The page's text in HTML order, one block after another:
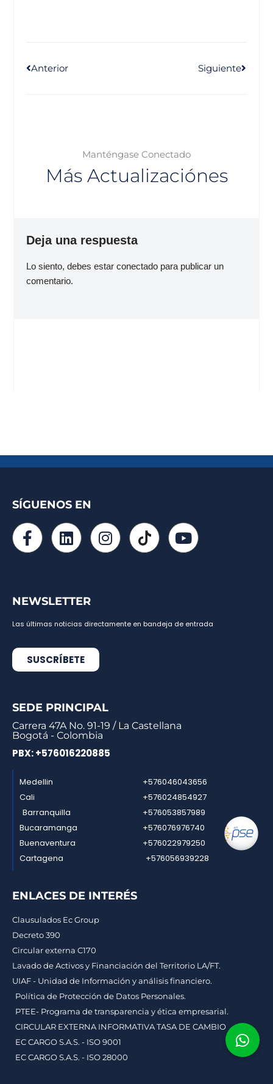
Anterior Siguiente
Manténgase Conectado
Más Actualizaciónes
Deja una respuesta
Lo siento, debes estarconectado para publicar un
comentario.
SÍGUENOS EN
NEWSLETTER
Las últimas noticias directamente en bandeja de entrada
SUSCRÍBETE
SEDE PRINCIPAL
Carrera 47A No. 91-19 / La Castellana
Bogotá - Colombia
PBX: +576016220885
Medellin
Cali
Barranquilla
Bucaramanga
Buenaventura
Cartagena
+576046043656
+576024854927
+576053857989
+576076976740
+576022979250
+576056939228
ENLACES DE INTERÉS
Clausulados Ec Group
Decreto 390
Circular externa C170
Lavado de Activos y Financiación del Territorio LA/FT.
UIAF - Unidad de Información y análisis financiero.
Política de Protección de Datos Personales.
PTEE- Programa de transparencia y ética empresarial.
CIRCULAR EXTERNA INFORMATIVA TASA DE CAMBIO
EC CARGO S.A.S. - ISO 9001
EC CARGO S.A.S. - ISO 28000